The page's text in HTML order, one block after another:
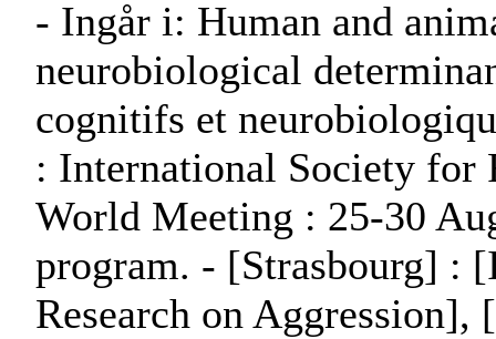
- Ingår i: Human and
neurobiological
cognitifs et
: International Society for
World Meeting : 25-30
program. - [Strasbourg] :
Research on